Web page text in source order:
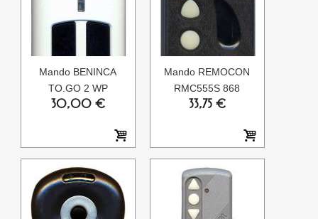
Mando BENINCA
TO.GO 2 WP
30,00 €
Mando REMOCON
RMC555S 868
33,75 €